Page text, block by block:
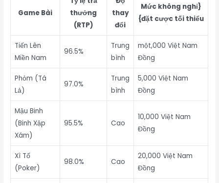
Game Bài
thưởng
(RTP)
thay
đổi
Mức không nghỉ}
{đặt cược tối thiểu
Tiến Lên
Miền Nam
96.5%
Trung
bình
một,000 Việt Nam
Đồng
Phỏm (Tá
Lả)
97.0%
Trung
bình
5,000 Việt Nam
Đồng
Mậu Binh
(Binh Xập
Xám)
95.5% Cao
10,000 Việt Nam
Đồng
Xì Tố
(Poker)
98.0% Cao
20,000 Việt Nam
Đồng